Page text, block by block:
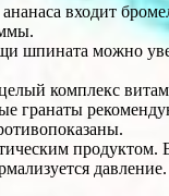
входит
шпината можно
комплекс
гранаты